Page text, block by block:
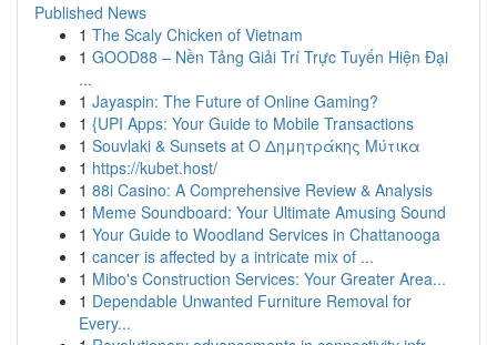
Published News
1 The Scaly Chicken of Vietnam
1 GOOD88 – Nền Tảng Giải Trí Trực Tuyến Hiện Đại
...
1 Jayaspin: The Future of Online Gaming?
1 {UPI Apps: Your Guide to Mobile Transactions
1 Souvlaki & Sunsets at Ο Δημητράκης Μύτικα
1 https://kubet.host/
1 88i Casino: A Comprehensive Review & Analysis
1 Meme Soundboard: Your Ultimate Amusing Sound
1 Your Guide to Woodland Services in Chattanooga
1 cancer is affected by a intricate mix of ...
1 Mibo's Construction Services: Your Greater Area...
1 Dependable Unwanted Furniture Removal for
Every...